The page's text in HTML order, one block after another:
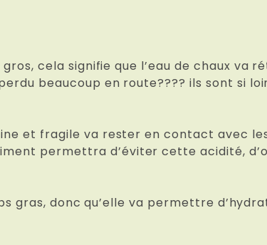
gros, cela signifie que l’eau de chaux va
beaucoup en route???? ils sont si
et fragile va rester en contact avec
permettra d’éviter cette acidité,
gras, donc qu’elle va permettre